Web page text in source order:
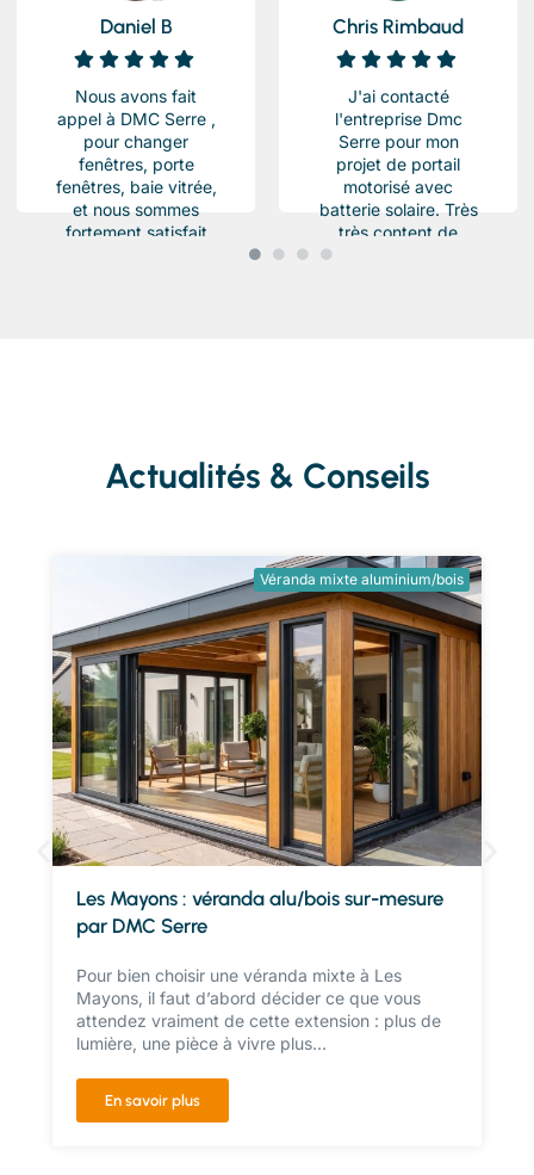
Daniel B
Nous avons fait
appel à DMC Serre ,
pour changer
fenêtres, porte
fenêtres, baie vitrée,
et nous sommes
fortement satisfait
Chris Rimbaud
J'ai contacté
l'entreprise Dmc
Serre pour mon
projet de portail
motorisé avec
batterie solaire. Très
très content de
l'équipe Beau travail
Actualités & Conseils
Véranda mixte aluminium/bois
Les Mayons : véranda alu/bois sur-mesure
par DMC Serre
Pour bien choisir une véranda mixte à Les
Mayons, il faut d’abord décider ce que vous
attendez vraiment de cette extension : plus de
lumière, une pièce à vivre plus...
En savoir plus